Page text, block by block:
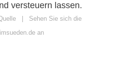
versteuern lassen.
Sehen Sie sich die
an